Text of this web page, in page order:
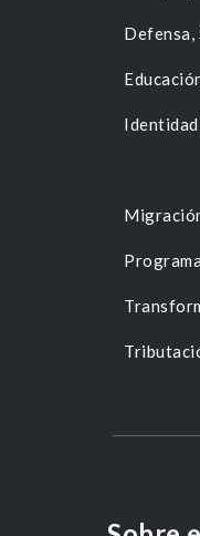
Defensa,